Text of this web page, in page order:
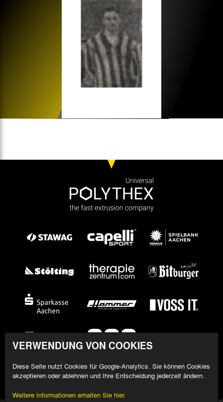
VERWENDUNG VON COOKIES
Diese Seite nutzt Cookies für Google-Analytics. Sie können Cookies
akzeptieren oder ablehnen und Ihre Entscheidung jederzeit ändern.
Weitere Informationen erhalten Sie hier.